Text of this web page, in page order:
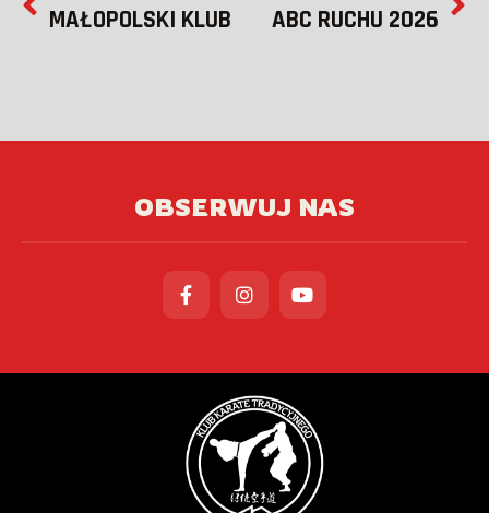
MAŁOPOLSKI KLUB ABC RUCHU 2026
OBSERWUJ NAS